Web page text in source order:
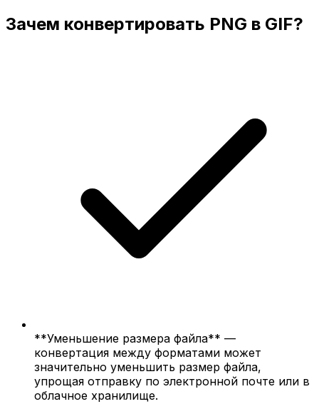
Зачем конвертировать PNG в GIF?
**Уменьшение размера файла** —
конвертация между форматами может
значительно уменьшить размер файла,
упрощая отправку по электронной почте или в
облачное хранилище.